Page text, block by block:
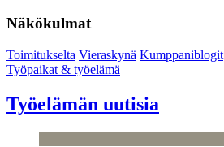
Näkökulmat
Toimitukselta Vieraskynä Kumppaniblogit
Työpaikat & työelämä
Työelämän uutisia